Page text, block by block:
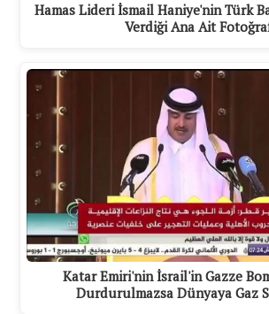
Hamas Lideri İsmail Haniye'nin Türk
Verdiği Ana Ait
Katar Emiri'nin İsrail'in Gazze
Durdurulmazsa Dünyaya Gaz